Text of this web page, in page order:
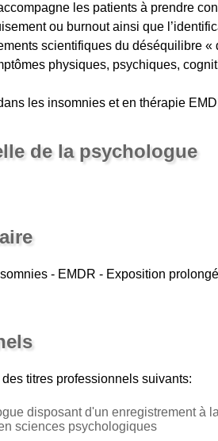
les patients à prendre
ou burnout ainsi que
scientifiques du déséquilibre
physiques, psychiques,
les insomnies et en thérapie
de la psychologue
- EMDR - Exposition
titres professionnels suivants:
disposant d'un enregistrement à la
sciences psychologiques